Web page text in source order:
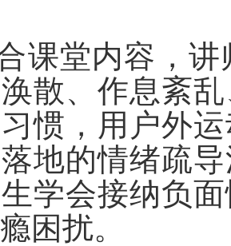
课堂内容，
散、作息紊
惯，用户外
地的情绪疏
学会接纳负
困扰。